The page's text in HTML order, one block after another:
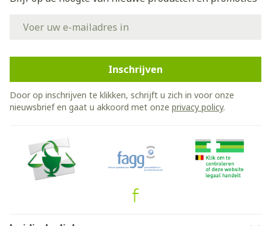
Inschrijven
Door op inschrijven te klikken, schrijft u zich in voor onze
nieuwsbrief en gaat u akkoord met onze privacy policy.